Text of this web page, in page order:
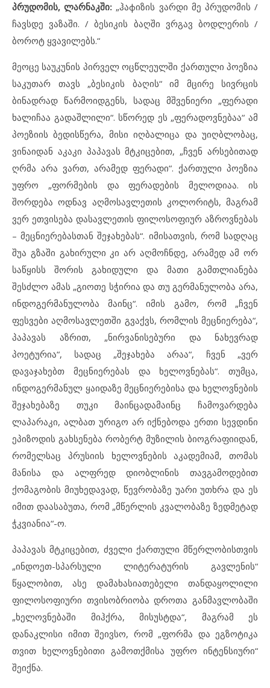
პრუდომის, ლარნაკში: „ჰაфიზის ვარდი მე პრუდომის /
ჩავსდე ვაზაში. / ბესიკის ბაღში ვრგავ ბოდლერის /
ბოროტ ყვავილებს.“
მეოცე საუკუნის პირველ ოცწლეულში ქართული პოეზია
საკუთარ თავს „ბესიკის ბაღის“ იმ მცირე სივრცის
ბინადრად წარმოიდგენს, სადაც მშვენიერი „ფერადი
ხალიჩაა გადაშლილი“. სწორედ ეს „ფერადოვნებაა“ ამ
პოეზიის ბედისწერა, მისი იღბალიცა და უიღბლობაც,
ვინაიდან აკაკი პაპავას მტკიცებით, „ჩვენ არსებითად
ღრმა არა ვართ, არამედ ფერადი“. ქართული პოეზია
უფრო „ფორმების და ფერადების მელოდიაა. ის
შორდება ოდნავ აღმოსავლეთის კოლორიტს, მაგრამ
ვერ ეთვისება დასავლეთის ფილოსოფიურ აზროვნებას
– მეცნიერებასთან შეჯახებას“. იმისათვის, რომ სადღაც
შუა გზაში გახირული კი არ აღმოჩნდე, არამედ ამ ორ
საწყისს შორის გახიდული და მათი გამთლიანება
შესძლო ამას „გიოთე სჭირია და თუ გერმანულობა არა,
ინდოგერმანულობა მაინც“. იმის გამო, რომ „ჩვენ
ფესვები აღმოსავლეთში გვაქვს, რომლის მეცნიერება“,
პაპავას აზრით, „ნირვანისებური და ნახევრად
პოეტურია“, სადაც „შეჯახება არაა“, ჩვენ „ვერ
დავაჯახებთ მეცნიერებას და ხელოვნებას“. თუმცა,
ინდოგერმანულ ყაიდაზე მეცნიერებისა და ხელოვნების
შეჯახებაზე თუკი მაინცადამაინც ჩამოვარდება
ლაპარაკი, ალბათ ურიგო არ იქნებოდა ერთი სევდინი
ეპიზოდის გახსენება რობერტ მუზილის ბიოგრაფიიდან,
რომელსაც პრუსიის ხელოვნების აკადემიამ, თომას
მანისა და ალფრედ დიობლინის თავგამოდებით
ქომაგობის მიუხედავად, წევრობაზე უარი უთხრა და ეს
იმით დაასაბუთა, რომ „მწერლის კვალობაზე ზედმეტად
ჭკვიანია“-ო.
პაპავას მტკიცებით, ძველი ქართული მწერლობისთვის
„ინდოეთ-სპარსული ლიტერატურის გავლენის“
წყალობით, ასე დამახასიათებელი თანდაყოლილი
ფილოსოფიური თვისობრიობა დროთა განმავლობაში
„ხელოვნებაში მიჰქრა, მისუსტდა“, მაგრამ ეს
დანაკლისი იმით შეივსო, რომ „ფორმა და ეგზოტიკა
თვით ხელოვნებითი გამოთქმისა უფრო ინტენსიური“
შეიქნა.